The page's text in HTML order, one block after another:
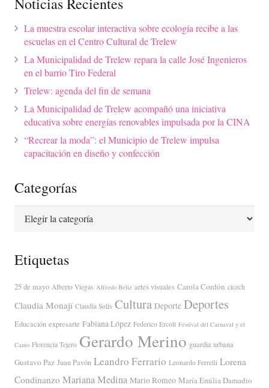
La muestra escolar interactiva sobre ecología recibe a las
escuelas en el Centro Cultural de Trelew
La Municipalidad de Trelew repara la calle José Ingenieros
en el barrio Tiro Federal
Trelew: agenda del fin de semana
La Municipalidad de Trelew acompañó una iniciativa
educativa sobre energías renovables impulsada por la CINA
“Recrear la moda”: el Municipio de Trelew impulsa
capacitación en diseño y confección
Categorías
Categorías
Etiquetas
25 de mayo Alberto Viegas Alfredo Beliz artes visuales Carola Cordón cicech
Claudia Monají Claudia Solis Cultura Deporte Deportes
Educación expresarte Fabiana López Federico Ercoli Festival del Carnaval y el
Canto Florencia Tejero Gerardo Merino guardia urbana
Gustavo Paz Juan Pavón Leandro Ferrario Leonardo Ferrelli Lorena
Condinanzo Mariana Medina Mario Romeo María Emilia Damadio